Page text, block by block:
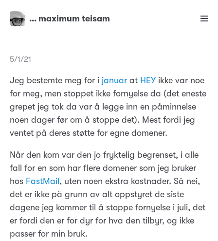
… maximum teisam
5/1/21
Jeg bestemte meg for i januar at HEY ikke var noe
for meg, men stoppet ikke fornyelse da (det eneste
grepet jeg tok da var å legge inn en påminnelse
noen dager før om å stoppe det). Mest fordi jeg
ventet på deres støtte for egne domener.
Når den kom var den jo fryktelig begrenset, i alle
fall for en som har flere domener som jeg bruker
hos FastMail , uten noen ekstra kostnader. Så nei,
det er ikke på grunn av alt oppstyret de siste
dagene jeg kommer til å stoppe fornyelse i juli, det
er fordi den er for dyr for hva den tilbyr, og ikke
passer for min bruk.